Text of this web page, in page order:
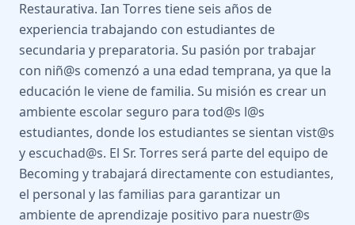
Restaurativa. Ian Torres tiene seis años de
experiencia trabajando con estudiantes de
secundaria y preparatoria. Su pasión por trabajar
con niñ@s comenzó a una edad temprana, ya que la
educación le viene de familia. Su misión es crear un
ambiente escolar seguro para tod@s l@s
estudiantes, donde los estudiantes se sientan vist@s
y escuchad@s. El Sr. Torres será parte del equipo de
Becoming y trabajará directamente con estudiantes,
el personal y las familias para garantizar un
ambiente de aprendizaje positivo para nuestr@s